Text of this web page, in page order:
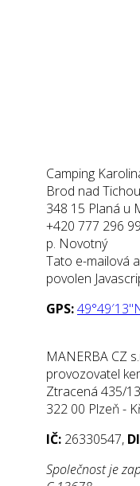
Camping
Brod nad Tichou
348 15 Planá u
+420 777 296
p. Novotný
Tato e-mailová
povolen
GPS:
MANERBA CZ
provozovatel
Ztracená 435/13
322 00 Plzeň -
IČ: 26330547,
Společnost je